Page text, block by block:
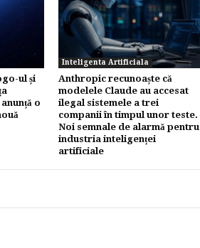
ul și
o
Inteligenta Artificiala
Anthropic recunoaște că
modelele Claude au accesat
ilegal sistemele a trei
companii în timpul unor teste.
Noi semnale de alarmă pentru
industria inteligenței
artificiale